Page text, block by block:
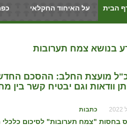
הבית על האיחוד החקלאי
בנושא צמח תערובות
מועצת החלב: ההסכם
וודאות וגם יבטיח קשר
כתבות
בחסות "צמח תערובות" לסיכום